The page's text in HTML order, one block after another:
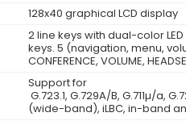
128x40 graphical LCD display
2 line keys with dual-color
keys. 5 (navigation, menu,
CONFERENCE, VOLUME,
Support for
G.723.1, G.729A/B, G.711µ/a,
(wide-band), iLBC, in-band